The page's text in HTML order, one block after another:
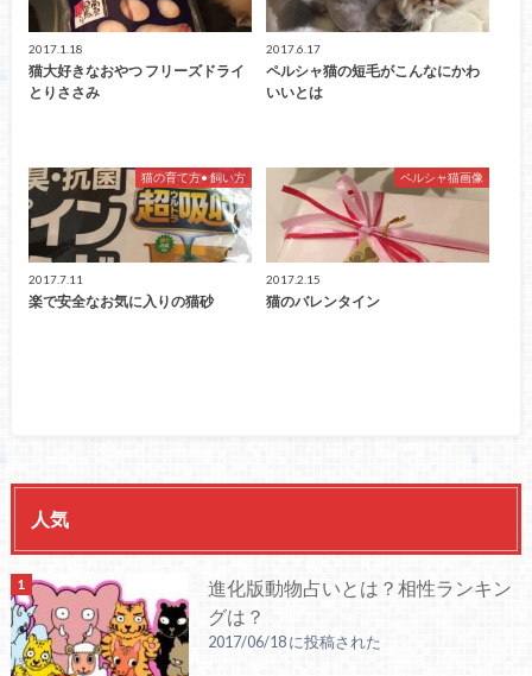
2017.1.18
猫大好きなおやつ フリーズドライ
とりささみ
2017.6.17
ペルシャ猫の短毛がこんなにかわ
いいとは
猫の育て方• 飼い方
2017.7.11
楽で安全なお気に入りの猫砂
ペルシャ猫画像
2017.2.15
猫のバレンタイン
人気
進化版動物占いとは？相性ランキン
グは？
2017/06/18 に投稿された